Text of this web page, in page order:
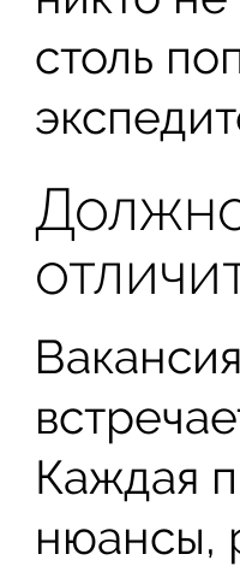
столь
Каждая
нюансы,